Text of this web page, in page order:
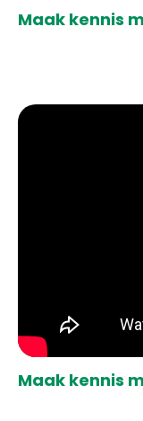
Maak kennis
Maak kennis